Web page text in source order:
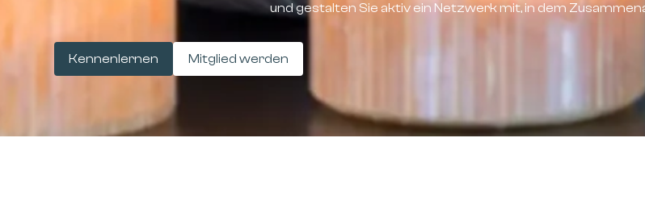
und gestalten Sie aktiv ein Netzwerk mit, in dem
Kennenlernen Mitglied werden